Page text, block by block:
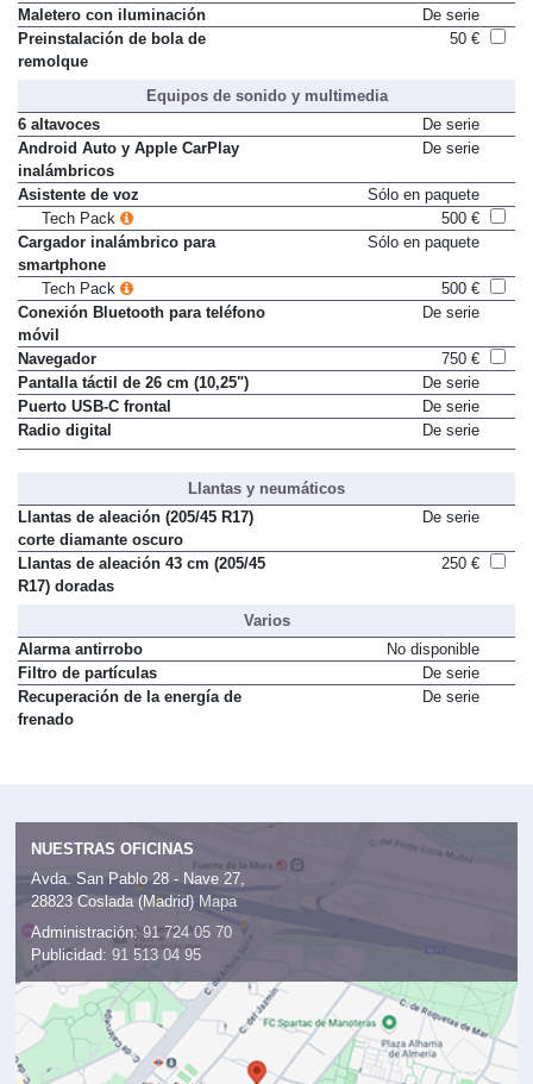
Doble posavasos delantero
De serie
Maletero con iluminación
De serie
Preinstalación de bola de
Equipos de sonido y multimedia
6 altavoces
De serie
Android Auto y Apple CarPlay
inalámbricos
Asistente de voz
Sólo en paquete
Tech Pack
500 €
Cargador inalámbrico para
smartphone
Tech Pack
500 €
Conexión Bluetooth para teléfono
móvil
Navegador
750 €
Pantalla táctil de 26 cm (10,25")
De serie
Puerto USB-C frontal
De serie
Radio digital
De serie
Llantas y neumáticos
Llantas de aleación (205/45 R17)
corte diamante oscuro
Llantas de aleación 43 cm (205/45
Varios
Alarma antirrobo
No disponible
Filtro de partículas
De serie
Recuperación de la energía de
NUESTRAS OFICINAS
Avda. San Pablo 28 - Nave 27,
28823 Coslada (Madrid)
Mapa
Administración:91 724 05 70
Publicidad: